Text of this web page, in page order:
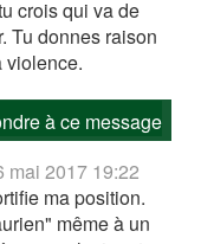
crois qui va de
Tu donnes raison
violence.
à ce message
mai 2017 19:22
ma position.
même à un